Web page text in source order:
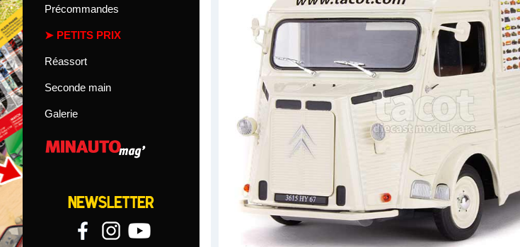
Précommandes
PETITS PRIX
Réassort
Seconde main
Galerie